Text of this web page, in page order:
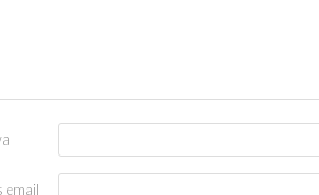
email